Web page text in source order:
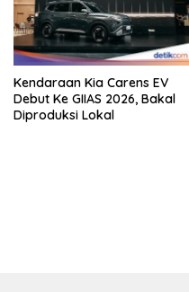
Kendaraan Kia Carens EV
Debut Ke GIIAS 2026, Bakal
Diproduksi Lokal